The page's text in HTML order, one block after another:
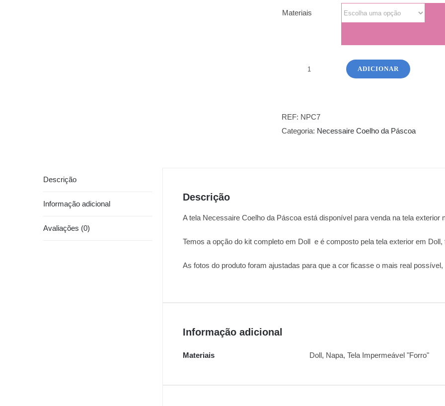
Materiais
Coelho
da
ADICIONAR
REF: NPC7
Categoria: Necessaire Coelho da Páscoa
Descrição
Informação adicional
Avaliações (0)
Descrição
A tela Necessaire Coelho da Páscoa está disponível para venda na tela
Temos a opção do kit completo em Doll e é composto pela tela exterior em
As fotos do produto foram ajustadas para que a cor ficasse o mais real
Informação adicional
Materiais Doll, Napa, Tela Impermeável "Forro"